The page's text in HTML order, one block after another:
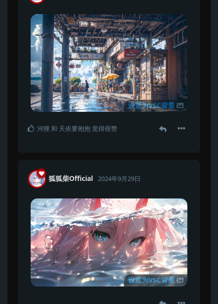
设置为VSC背景
河狸 和 天依要抱抱觉得很赞
狐狐柴Official 2024年9月29日
设置为VSC背景